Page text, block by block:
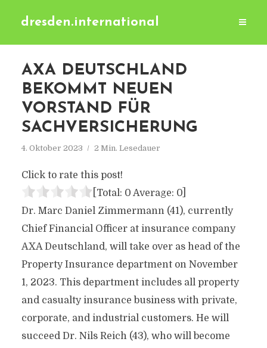
dresden.international
AXA DEUTSCHLAND
BEKOMMT NEUEN
VORSTAND FÜR
SACHVERSICHERUNG
4. Oktober 2023 2 Min. Lesedauer
Click to rate this post!
[Total: 0 Average: 0]
Dr. Marc Daniel Zimmermann (41), currently
Chief Financial Officer at insurance company
AXA Deutschland, will take over as head of the
Property Insurance department on November
1, 2023. This department includes all property
and casualty insurance business with private,
corporate, and industrial customers. He will
succeed Dr. Nils Reich (43), who will become